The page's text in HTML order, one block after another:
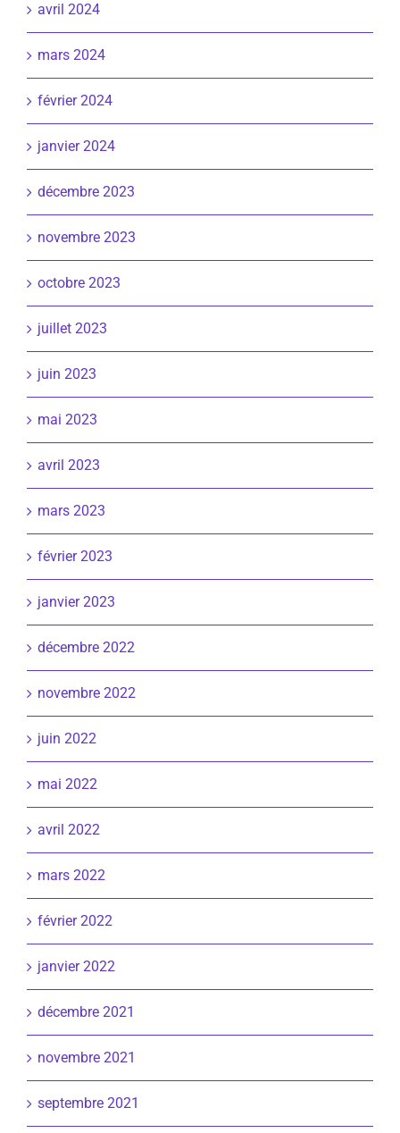
avril 2024
mars 2024
février 2024
janvier 2024
décembre 2023
novembre 2023
octobre 2023
juillet 2023
juin 2023
mai 2023
avril 2023
mars 2023
février 2023
janvier 2023
décembre 2022
novembre 2022
juin 2022
mai 2022
avril 2022
mars 2022
février 2022
janvier 2022
décembre 2021
novembre 2021
septembre 2021